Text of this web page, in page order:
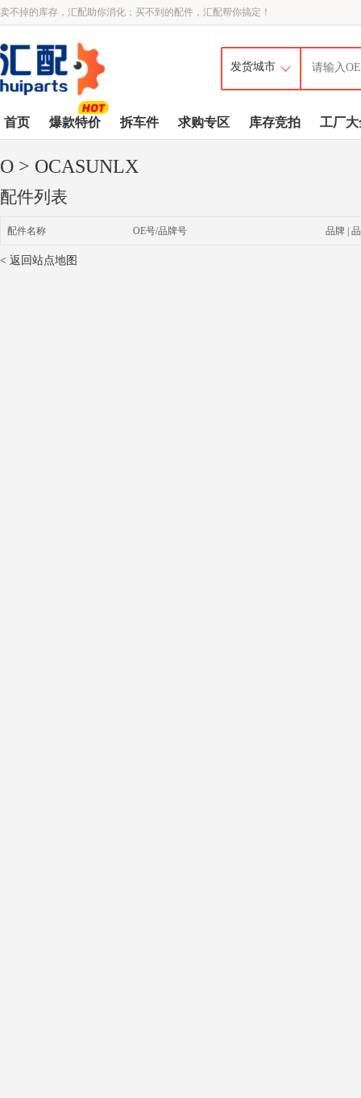
卖不掉的库存，汇配助你消化；买不到的配件，汇配帮你搞定！
首页 爆款特价 拆车件 求购专区 库存竞拍 工厂大
O > OCASUNLX
配件列表
配件名称 OE号/品牌号 品牌 |
< 返回站点地图